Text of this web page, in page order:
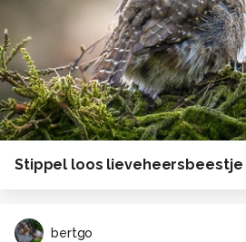
Stippel loos lieveheersbeestje
bertgo